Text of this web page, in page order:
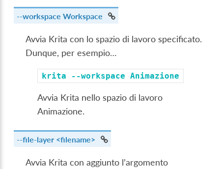
--workspace Workspace
Avvia Krita con lo spazio di lavoro specificato.
Dunque, per esempio…
krita --workspace Animazione
Avvia Krita nello spazio di lavoro
Animazione.
--file-layer <filename>
Avvia Krita con aggiunto l’argomento